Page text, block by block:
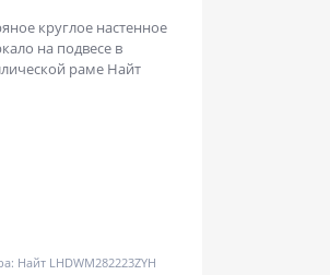
Найт LHDWM282223ZYH